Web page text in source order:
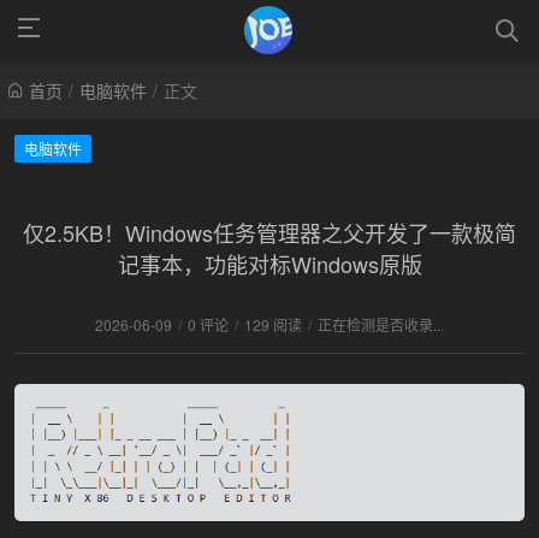
首页 / 电脑软件 / 正文
电脑软件
仅2.5KB！Windows任务管理器之父开发了一款极简
记事本，功能对标Windows原版
2026-06-09 / 0 评论 / 129 阅读 / 正在检测是否收录...